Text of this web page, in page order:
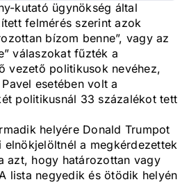
kutató ügynökség által
felmérés szerint azok
bízom benne”, vagy az
válaszokat fűzték a
vezető politikusok nevéhez,
esetében volt a
politikusnál 33 százalékot tett
helyére Donald Trumpot
elnökjelöltnél a megkérdezettek
azt, hogy határozottan vagy
lista negyedik és ötödik helyén